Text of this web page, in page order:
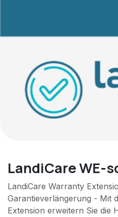
LandiCare WE-
LandiCare Warranty
Garantieverlängerung - Mit
Extension erweitern Sie die